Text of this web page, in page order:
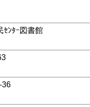
ｾﾝﾀｰ図書館
36